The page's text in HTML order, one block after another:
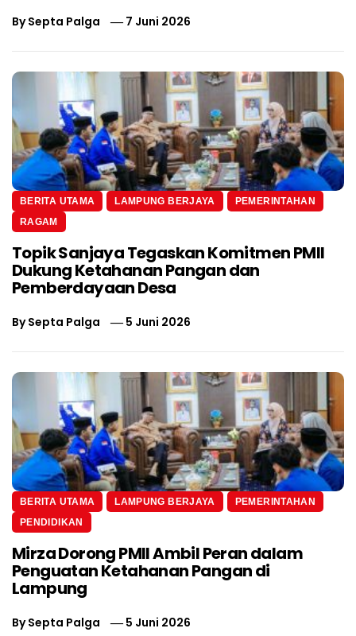
BySepta Palga 7 Juni 2026
BERITA UTAMA LAMPUNG BERJAYA
PEMERINTAHAN
RAGAM
Topik Sanjaya Tegaskan Komitmen PMII
Dukung Ketahanan Pangan dan
Pemberdayaan Desa
BySepta Palga 5 Juni 2026
BERITA UTAMA LAMPUNG BERJAYA
PEMERINTAHAN
PENDIDIKAN
Mirza Dorong PMII Ambil Peran dalam
Penguatan Ketahanan Pangan di
Lampung
BySepta Palga 5 Juni 2026